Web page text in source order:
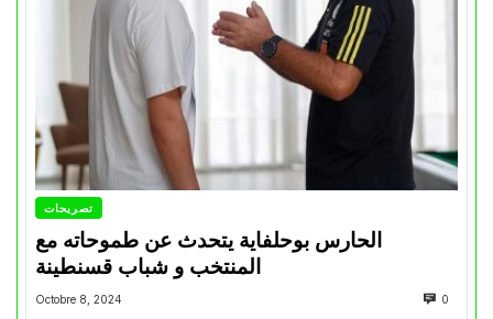
تصريحات
الحارس بوحلفاية يتحدث عن طموحاته مع
المنتخب و شباب قسنطينة
Octobre 8, 2024 0